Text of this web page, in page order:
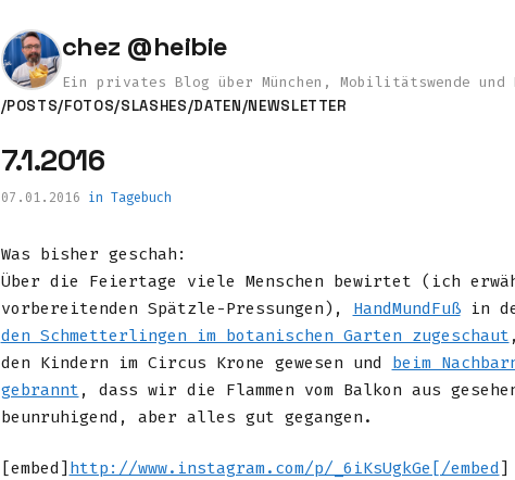
chez @heibie
Ein privates Blog über München, Mobilitätswende und
/POSTS/FOTOS/SLASHES/DATEN/NEWSLETTER
7.1.2016
07.01.2016 inTagebuch
Was bisher geschah:
Über die Feiertage viele Menschen bewirtet (ich
vorbereitenden Spätzle-Pressungen), HandMundFußin
den Schmetterlingen im botanischen Garten zugeschaut
den Kindern im Circus Krone gewesen und beim
gebrannt , dass wir die Flammen vom Balkon aus
beunruhigend, aber alles gut gegangen.
[embed] http://www.instagram.com/p/_6iKsUgkGe[/embed ]